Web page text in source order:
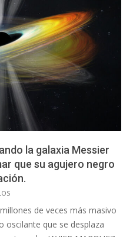
la galaxia Messier
que su agujero negro
de veces más masivo
oscilante que se desplaza